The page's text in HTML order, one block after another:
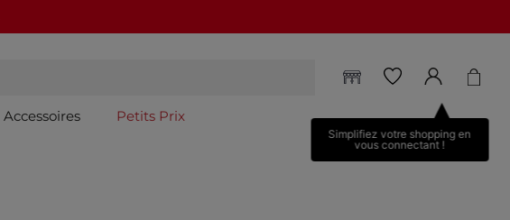
Simplifiez votre shopping en
vous connectant !
Accessoires Petits Prix